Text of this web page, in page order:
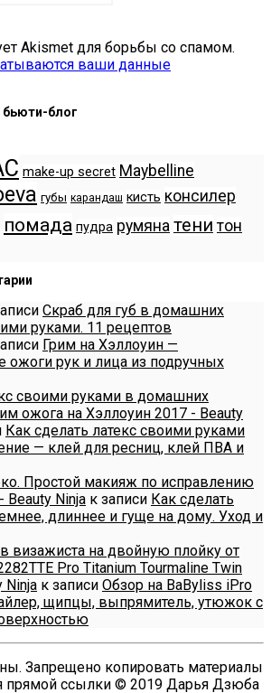
Akismet для борьбы со спамом.
ваши данные
бьюти-блог
make-up secret Maybelline
губы карандаш кисть консилер
помада пудра румяна тени тон
Скраб для губ в домашних
руками. 11 рецептов
Грим на Хэллоуин —
ожоги рук и лица из подручных
своими руками в домашних
ожога на Хэллоуин 2017 - Beauty
Как сделать латекс своими руками
— клей для ресниц, клей ПВА и
Простой макияж по исправлению
Beauty Ninja к записи Как сделать
длиннее и гуще на дому. Уход и
визажиста на двойную плойку от
Pro Titanium Tourmaline Twin
Ninja к записи Обзор на BaByliss iPro
щипцы, выпрямитель, утюжок с
Запрещено копировать материалы
прямой ссылки © 2019 Дарья Дзюба